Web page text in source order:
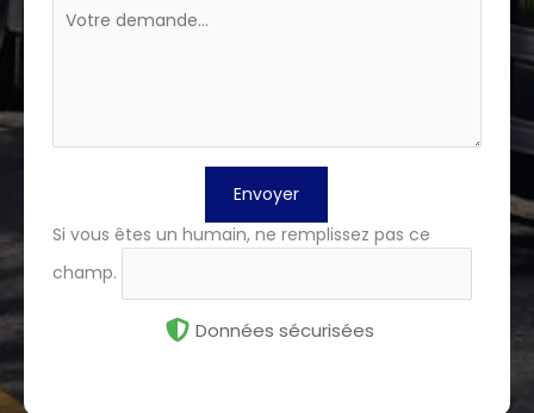
Envoyer
Si vous êtes un humain, ne remplissez pas ce
champ.
Données sécurisées